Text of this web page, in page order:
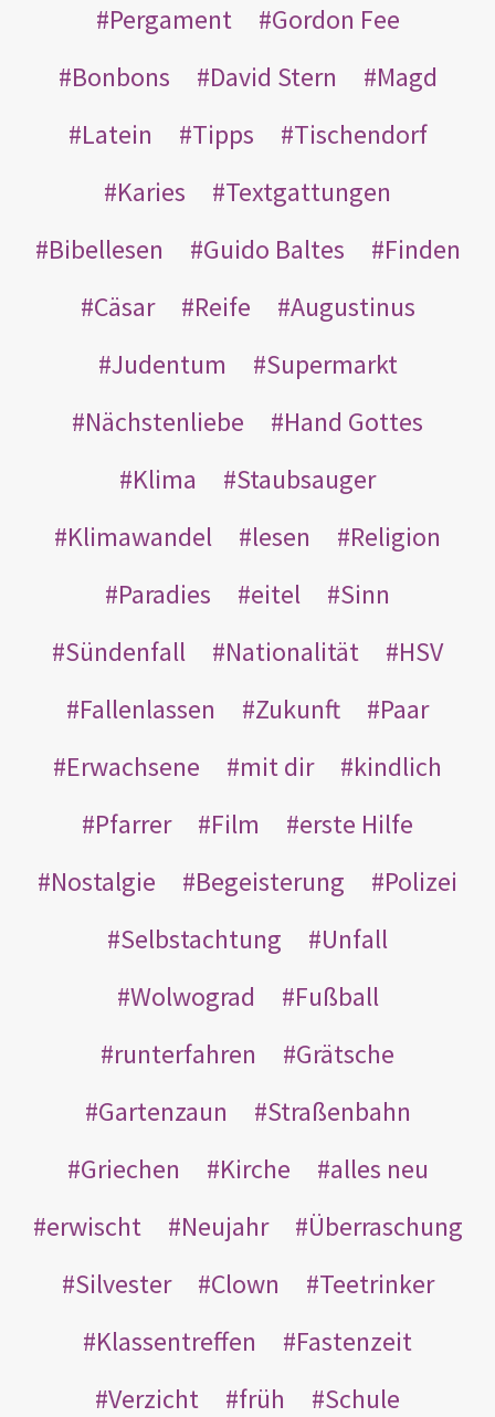
Pergament
Gordon Fee
Bonbons
David Stern
Magd
Latein
Tipps
Tischendorf
Karies
Textgattungen
Bibellesen
Guido Baltes
Finden
Cäsar
Reife
Augustinus
Judentum
Supermarkt
Nächstenliebe
Hand Gottes
Klima
Staubsauger
Klimawandel
lesen
Religion
Paradies
eitel
Sinn
Sündenfall
Nationalität
HSV
Fallenlassen
Zukunft
Paar
Erwachsene
mit dir
kindlich
Pfarrer
Film
erste Hilfe
Nostalgie
Begeisterung
Polizei
Selbstachtung
Unfall
Wolwograd
Fußball
runterfahren
Grätsche
Gartenzaun
Straßenbahn
Griechen
Kirche
alles neu
erwischt
Neujahr
Überraschung
Silvester
Clown
Teetrinker
Klassentreffen
Fastenzeit
Verzicht
früh
Schule